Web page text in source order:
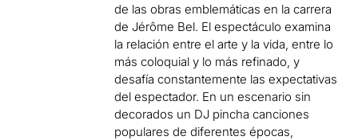
de las obras emblemáticas en la carrera
de Jérôme Bel. El espectáculo examina
la relación entre el arte y la vida, entre lo
más coloquial y lo más refinado, y
desafía constantemente las expectativas
del espectador. En un escenario sin
decorados un DJ pincha canciones
populares de diferentes épocas,